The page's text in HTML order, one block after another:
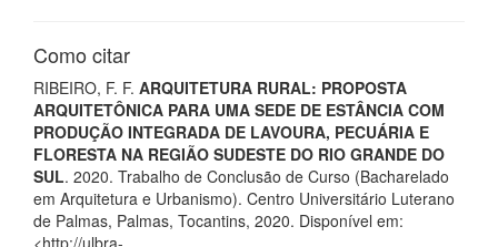
Como citar
RIBEIRO, F. F. ARQUITETURA RURAL: PROPOSTA
ARQUITETÔNICA PARA UMA SEDE DE ESTÂNCIA COM
PRODUÇÃO INTEGRADA DE LAVOURA, PECUÁRIA E
FLORESTA NA REGIÃO SUDESTE DO RIO GRANDE DO
SUL. 2020. Trabalho de Conclusão de Curso (Bacharelado
em Arquitetura e Urbanismo). Centro Universitário Luterano
de Palmas, Palmas, Tocantins, 2020. Disponível em:
<http://ulbra-